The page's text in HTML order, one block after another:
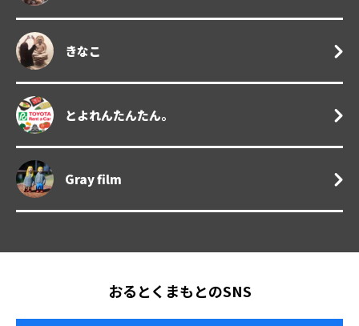
きなこ
とよれんたんたん。
Gray film
おるとくまもとのSNS